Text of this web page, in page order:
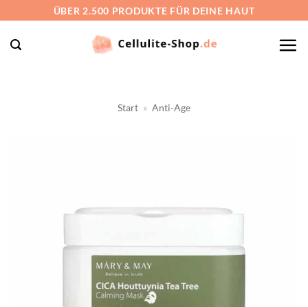
springen
ÜBER 2.500 PRODUKTE FÜR DEINE HAUT
Start » Anti-Age